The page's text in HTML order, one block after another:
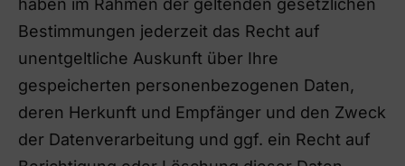
haben im Rahmen der geltenden gesetzlichen
Bestimmungen jederzeit das Recht auf
unentgeltliche Auskunft über Ihre
gespeicherten personenbezogenen Daten,
deren Herkunft und Empfänger und den Zweck
der Datenverarbeitung und ggf. ein Recht auf